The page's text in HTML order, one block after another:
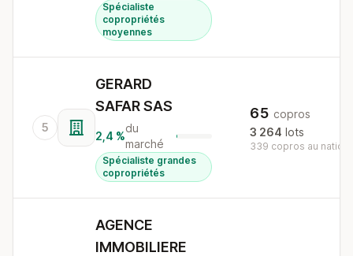
Spécialiste
copropriétés
moyennes
5
GERARD
SAFAR SAS
2,4 %
du
marché
Spécialiste grandes
copropriétés
65 copros
3 264 lots
339 copros au
AGENCE
IMMOBILIERE